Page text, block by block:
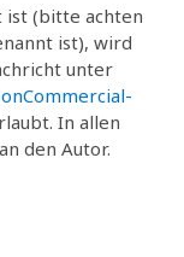
ist (bitte achten
ist), wird
unter
In allen
den Autor.